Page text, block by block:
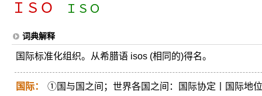
ＩＳＯ ＩＳＯ
词典解释
国际标准化组织。从希腊语 isos (相同的)得名。
国际：
①国与国之间；世界各国之间：国际协定丨国际地